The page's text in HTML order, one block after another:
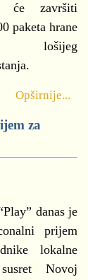
će završiti
paketa hrane
lošijeg
Opširnije...
za
danas je
prijem
lokalne
Novoj